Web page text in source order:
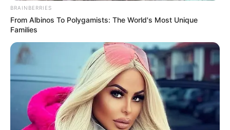
BRAINBERRIES
From Albinos To Polygamists: The World's Most Unique
Families